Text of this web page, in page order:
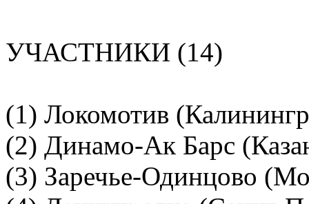
УЧАСТНИКИ (14)
(1) Локомотив
(2) Динамо-Ак Барс
(3) Заречье-Одинцово